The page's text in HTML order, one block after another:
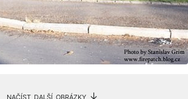
načíst další obrázky ↓